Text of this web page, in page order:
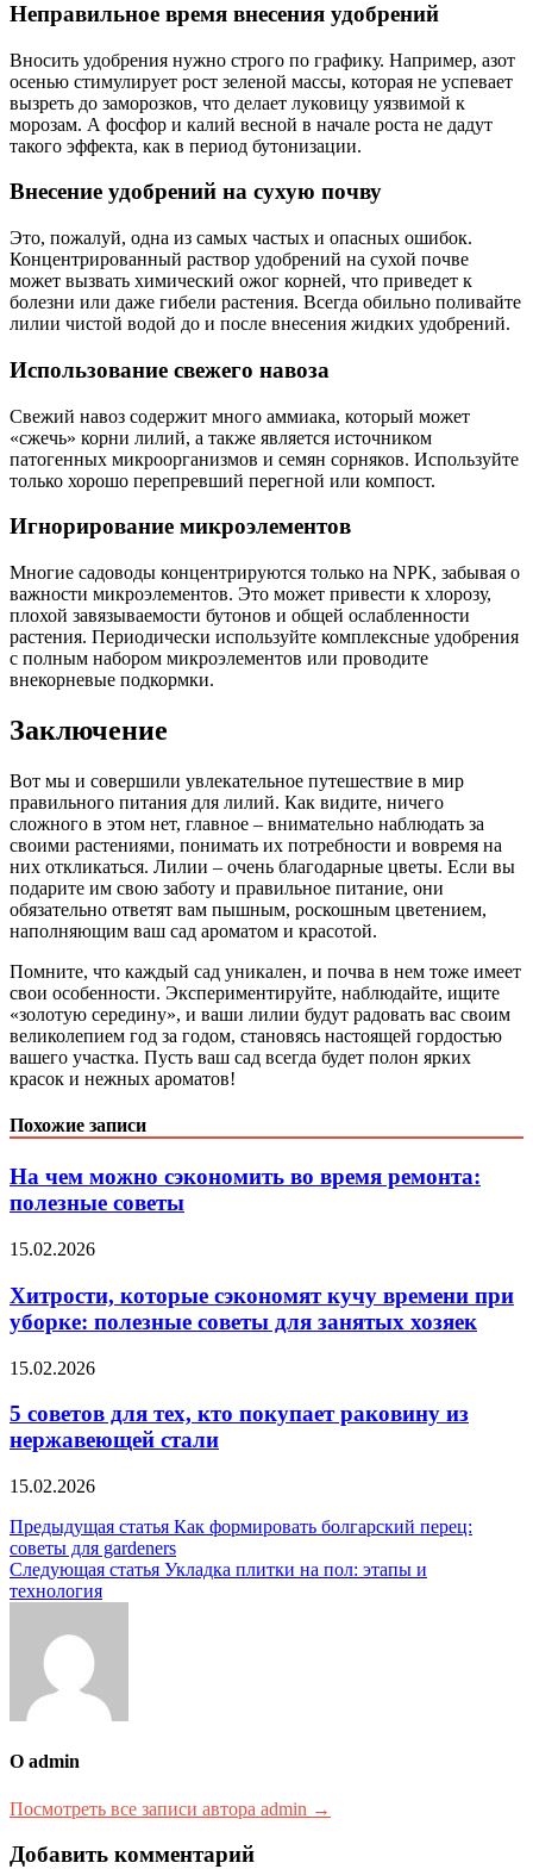
Неправильное время внесения удобрений
Вносить удобрения нужно строго по графику. Например, азот
осенью стимулирует рост зеленой массы, которая не успевает
вызреть до заморозков, что делает луковицу уязвимой к
морозам. А фосфор и калий весной в начале роста не дадут
такого эффекта, как в период бутонизации.
Внесение удобрений на сухую почву
Это, пожалуй, одна из самых частых и опасных ошибок.
Концентрированный раствор удобрений на сухой почве
может вызвать химический ожог корней, что приведет к
болезни или даже гибели растения. Всегда обильно поливайте
лилии чистой водой до и после внесения жидких удобрений.
Использование свежего навоза
Свежий навоз содержит много аммиака, который может
«сжечь» корни лилий, а также является источником
патогенных микроорганизмов и семян сорняков. Используйте
только хорошо перепревший перегной или компост.
Игнорирование микроэлементов
Многие садоводы концентрируются только на NPK, забывая о
важности микроэлементов. Это может привести к хлорозу,
плохой завязываемости бутонов и общей ослабленности
растения. Периодически используйте комплексные удобрения
с полным набором микроэлементов или проводите
внекорневые подкормки.
Заключение
Вот мы и совершили увлекательное путешествие в мир
правильного питания для лилий. Как видите, ничего
сложного в этом нет, главное – внимательно наблюдать за
своими растениями, понимать их потребности и вовремя на
них откликаться. Лилии – очень благодарные цветы. Если вы
подарите им свою заботу и правильное питание, они
обязательно ответят вам пышным, роскошным цветением,
наполняющим ваш сад ароматом и красотой.
Помните, что каждый сад уникален, и почва в нем тоже имеет
свои особенности. Экспериментируйте, наблюдайте, ищите
«золотую середину», и ваши лилии будут радовать вас своим
великолепием год за годом, становясь настоящей гордостью
вашего участка. Пусть ваш сад всегда будет полон ярких
красок и нежных ароматов!
Похожие записи
На чем можно сэкономить во время ремонта:
полезные советы
15.02.2026
Хитрости, которые сэкономят кучу времени при
уборке: полезные советы для занятых хозяек
15.02.2026
5 советов для тех, кто покупает раковину из
нержавеющей стали
15.02.2026
Навигация
по
записям
Предыдущая статья Как формировать болгарский перец:
советы для gardeners
Следующая статья Укладка плитки на пол: этапы и
технология
О admin
Посмотреть все записи автора admin →
Добавить комментарий